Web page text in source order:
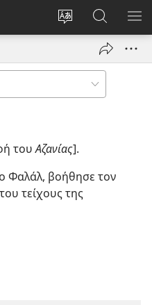
Αλλαγή
γλώσσας
ιστότοπου
Σύνδεση
(ανοίγει
παράθυρο)
στο
JW.ORG
τουΑζανίας].
Φαλάλ, βοήθησε τον
τείχους της